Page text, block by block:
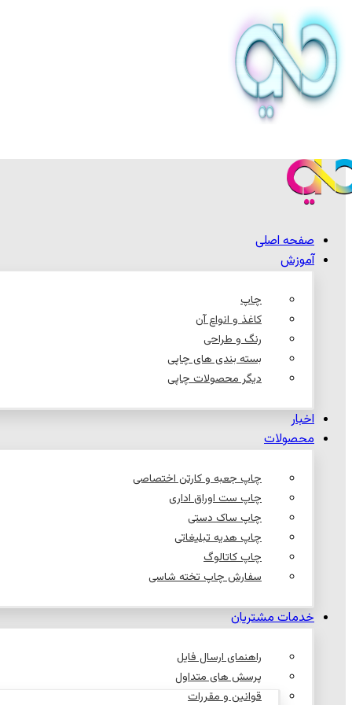
صفحه اصلی
آموزش
چاپ
کاغذ و انواع آن
رنگ و طراحی
بسته بندی های چاپی
دیگر محصولات چاپی
اخبار
محصولات
چاپ جعبه و کارتن اختصاصی
چاپ ست اوراق اداری
چاپ ساک دستی
چاپ هدیه تبلیغاتی
چاپ کاتالوگ
سفارش چاپ تخته شاسی
خدمات مشتریان
راهنمای ارسال فایل
پرسش های متداول
قوانین و مقررات